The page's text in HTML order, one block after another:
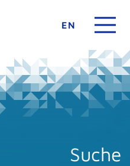
EN
Suche